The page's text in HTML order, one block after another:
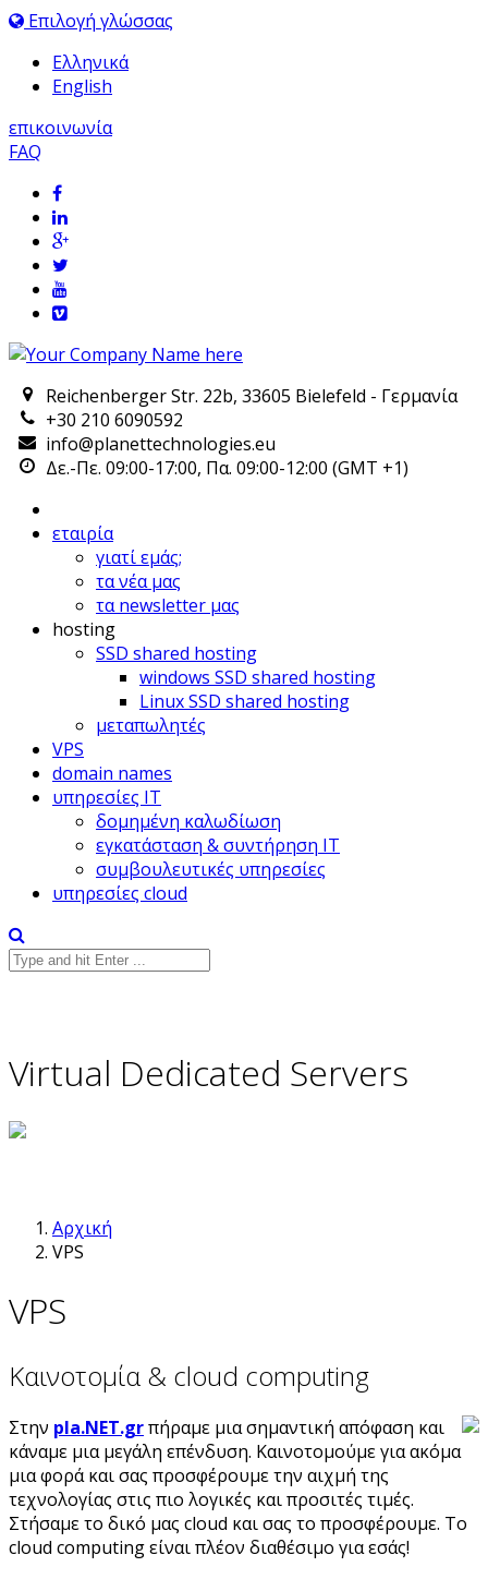
Επιλογή γλώσσας
Ελληνικά
English
επικοινωνία
FAQ
Reichenberger Str. 22b, 33605 Bielefeld - Γερμανία
+30 210 6090592
info@planettechnologies.eu
Δε.-Πε. 09:00-17:00, Πα. 09:00-12:00 (GMT +1)
εταιρία
γιατί εμάς;
τα νέα μας
τα newsletter μας
hosting
SSD shared hosting
windows SSD shared hosting
Linux SSD shared hosting
μεταπωλητές
VPS
domain names
υπηρεσίες IT
δομημένη καλωδίωση
εγκατάσταση & συντήρηση IT
συμβουλευτικές υπηρεσίες
υπηρεσίες cloud
Virtual Dedicated Servers
Αρχική
VPS
VPS
Καινοτομία & cloud computing
Στην pla.NET.grπήραμε μια σημαντική απόφαση και
κάναμε μια μεγάλη επένδυση. Καινοτομούμε για ακόμα
μια φορά και σας προσφέρουμε την αιχμή της
τεχνολογίας στις πιο λογικές και προσιτές τιμές.
Στήσαμε το δικό μας cloud και σας το προσφέρουμε. Το
cloud computing είναι πλέον διαθέσιμο για εσάς!